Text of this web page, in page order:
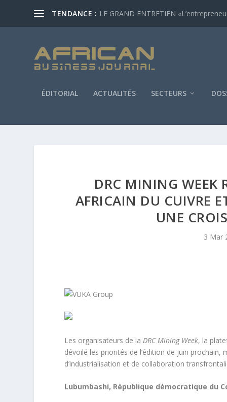
TENDANCE : LE GRAND ENTRETIEN
ÉDITORIAL ACTUALITÉS SECTEURS
DRC MINING WEEK
AFRICAIN DU CUIVRE
UNE
3 Mar
Les organisateurs de la DRC Mining Week, la
dévoilé les priorités de l’édition de juin prochain,
d’industrialisation et de collaboration
Lubumbashi, République démocratique du